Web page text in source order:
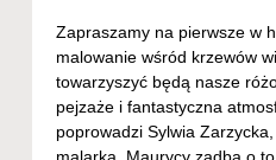
Zapraszamy na pierwsze w
malowanie wśród krzewów
towarzyszyć będą nasze
pejzaże i fantastyczna
poprowadzi Sylwia